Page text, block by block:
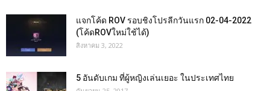
แจกโค้ด ROV รอบชิงโปรลีกวันแรก 02-04-2022
(โค้ดROVใหม่ใช้ได้)
สิงหาคม 3, 2022
5 อันดับเกม ที่ผู้หญิงเล่นเยอะ ในประเทศไทย